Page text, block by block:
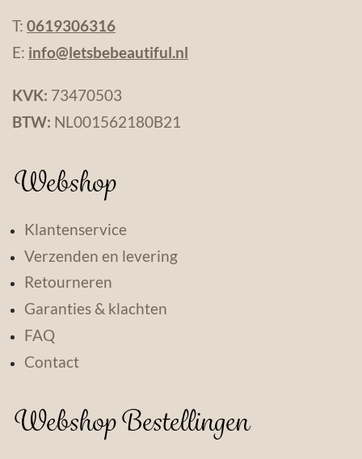
T: 0619306316
E: info@letsbebeautiful.nl
KVK: 73470503
BTW: NL001562180B21
Webshop
Klantenservice
Verzenden en levering
Retourneren
Garanties & klachten
FAQ
Contact
Webshop Bestellingen